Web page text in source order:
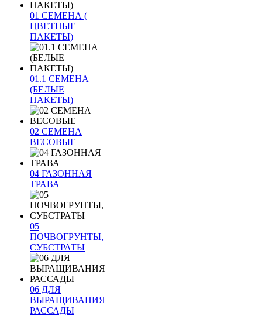
01 СЕМЕНА (
ЦВЕТНЫЕ
ПАКЕТЫ)
01.1 СЕМЕНА
(БЕЛЫЕ
ПАКЕТЫ)
02 СЕМЕНА
ВЕСОВЫЕ
04 ГАЗОННАЯ
ТРАВА
05
ПОЧВОГРУНТЫ,
СУБСТРАТЫ
06 ДЛЯ
ВЫРАЩИВАНИЯ
РАССАДЫ